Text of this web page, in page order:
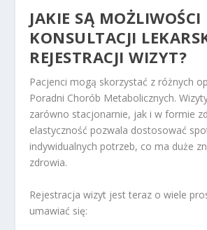
JAKIE SĄ MOŻLIWOŚCI
KONSULTACJI
REJESTRACJI WIZYT?
Pacjenci mogą skorzystać z różnych
Poradni Chorób Metabolicznych.
zarówno stacjonarnie, jak i w formie
elastyczność pozwala dostosować
indywidualnych potrzeb, co ma duże
zdrowia.
Rejestracja wizyt jest teraz o wiele
umawiać się: